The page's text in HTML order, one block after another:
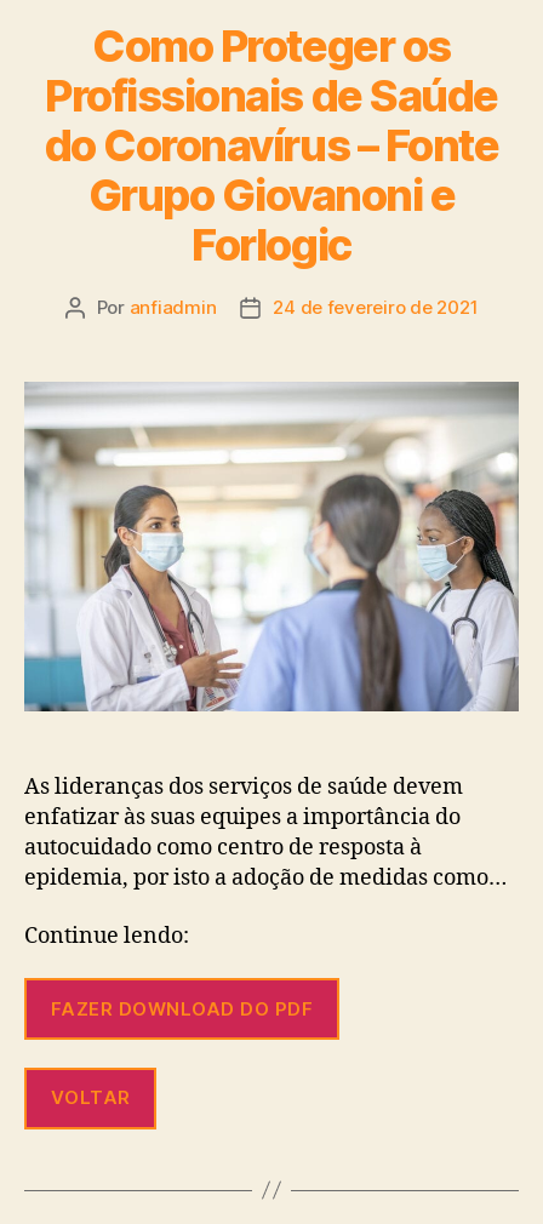
Como Proteger os
Profissionais de Saúde
do Coronavírus – Fonte
Grupo Giovanoni e
Forlogic
Por anfiadmin 24 de fevereiro de 2021
As lideranças dos serviços de saúde devem
enfatizar às suas equipes a importância do
autocuidado como centro de resposta à
epidemia, por isto a adoção de medidas como…
Continue lendo:
FAZER DOWNLOAD DO PDF
VOLTAR